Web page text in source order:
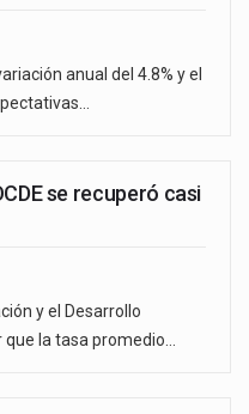
anual del 4.8% y el
se recuperó casi
y el Desarrollo
que la tasa promedio…